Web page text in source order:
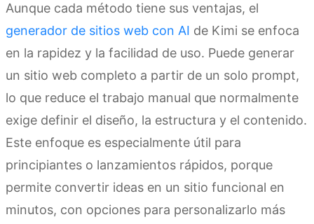
Aunque cada método tiene sus ventajas, el
generador de sitios web con AI de Kimi se enfoca
en la rapidez y la facilidad de uso. Puede generar
un sitio web completo a partir de un solo prompt,
lo que reduce el trabajo manual que normalmente
exige definir el diseño, la estructura y el contenido.
Este enfoque es especialmente útil para
principiantes o lanzamientos rápidos, porque
permite convertir ideas en un sitio funcional en
minutos, con opciones para personalizarlo más